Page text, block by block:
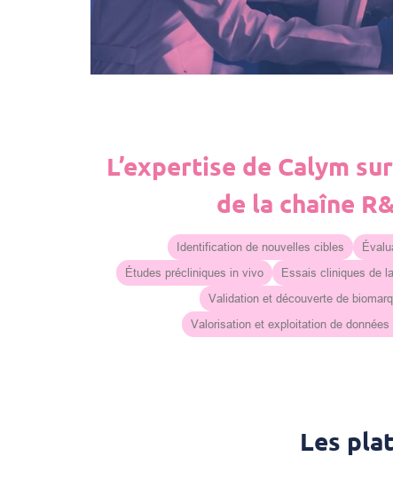
L’expertise de Calym
de la chaîne
Identification de nouvelles cibles
Études précliniques in vivo
Essais cliniques de
Validation et découverte de
Valorisation et exploitation de données
Les